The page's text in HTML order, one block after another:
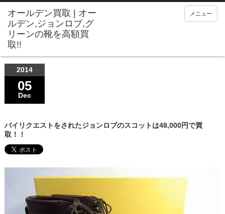
メニュー
2014
05
Dec
バイリクエストをされたジョンロブのスコットは48,000円で買
取！！